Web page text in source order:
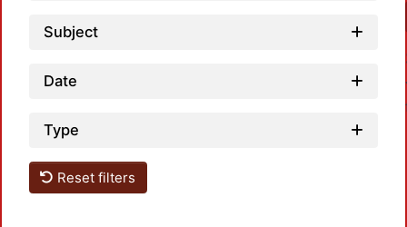
Subject
Date
Type
Reset filters